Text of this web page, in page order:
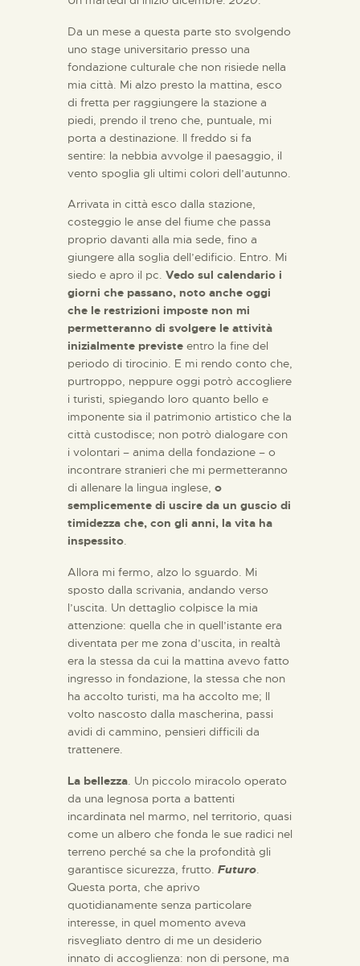
Da un mese a questa parte sto svolgendo
uno stage universitario presso una
fondazione culturale che non risiede nella
mia città. Mi alzo presto la mattina, esco
di fretta per raggiungere la stazione a
piedi, prendo il treno che, puntuale, mi
porta a destinazione. Il freddo si fa
sentire: la nebbia avvolge il paesaggio, il
vento spoglia gli ultimi colori dell’autunno.
Arrivata in città esco dalla stazione,
costeggio le anse del fiume che passa
proprio davanti alla mia sede, fino a
giungere alla soglia dell’edificio. Entro. Mi
siedo e apro il pc. Vedo sul calendario i
giorni che passano, noto anche oggi
che le restrizioni imposte non mi
permetteranno di svolgere le attività
inizialmente previste entro la fine del
periodo di tirocinio. E mi rendo conto che,
purtroppo, neppure oggi potrò accogliere
i turisti, spiegando loro quanto bello e
imponente sia il patrimonio artistico che la
città custodisce; non potrò dialogare con
i volontari – anima della fondazione – o
incontrare stranieri che mi permetteranno
di allenare la lingua inglese, o
semplicemente di uscire da un guscio di
timidezza che, con gli anni, la vita ha
inspessito.
Allora mi fermo, alzo lo sguardo. Mi
sposto dalla scrivania, andando verso
l’uscita. Un dettaglio colpisce la mia
attenzione: quella che in quell’istante era
diventata per me zona d’uscita, in realtà
era la stessa da cui la mattina avevo fatto
ingresso in fondazione, la stessa che non
ha accolto turisti, ma ha accolto me; Il
volto nascosto dalla mascherina, passi
avidi di cammino, pensieri difficili da
trattenere.
La bellezza. Un piccolo miracolo operato
da una legnosa porta a battenti
incardinata nel marmo, nel territorio, quasi
come un albero che fonda le sue radici nel
terreno perché sa che la profondità gli
garantisce sicurezza, frutto. Futuro.
Questa porta, che aprivo
quotidianamente senza particolare
interesse, in quel momento aveva
risvegliato dentro di me un desiderio
innato di accoglienza: non di persone, ma